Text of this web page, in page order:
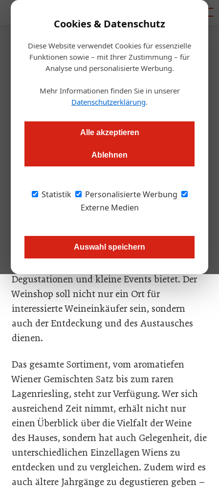
Cookies & Datenschutz
Diese Website verwendet Cookies für essenzielle
Funktionen sowie – mit Ihrer Zustimmung – für
Analyse und personalisierte Werbung.
Mehr Informationen finden Sie in unserer
Datenschutzerklärung.
Alle akzeptieren
Ablehnen
Statistik
Personalisierte Werbung
Externe Medien
Auswahl speichern
Startseite/Getränke
Mayer am Pfarrplatz: Neuer
Ab-Hof Weinshop
Das traditionsreiche Wiener Weingut öffnet in der
Kuchelauer Hafenstraße 175 die Pforten seines neuen Ab-Hof
Geradlinige Architektur, zurückhaltendes
Shop von Mayer am Pfarrplatz in der
Kuchelauer Hafenstraße bietet zudem einen
Degustationen und kleine Events bietet. Der
Weinshop soll nicht nur ein Ort für
interessierte Weineinkäufer sein, sondern
auch der Entdeckung und des Austausches
dienen.
Das gesamte Sortiment, vom aromatiefen
Wiener Gemischten Satz bis zum raren
Lagenriesling, steht zur Verfügung. Wer sich
ausreichend Zeit nimmt, erhält nicht nur
einen Überblick über die Vielfalt der Weine
des Hauses, sondern hat auch Gelegenheit, die
unterschiedlichen Einzellagen Wiens zu
entdecken und zu vergleichen. Zudem wird es
auch ältere Jahrgänge zu degustieren geben –